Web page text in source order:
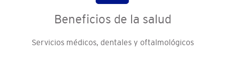
Beneficios de la salud
Servicios médicos, dentales y oftalmológicos